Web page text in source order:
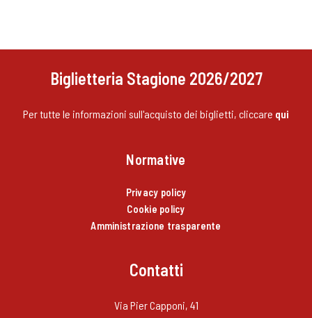
Biglietteria Stagione 2026/2027
Per tutte le informazioni sull'acquisto dei biglietti, cliccare qui
Normative
Privacy policy
Cookie policy
Amministrazione trasparente
Contatti
Via Pier Capponi, 41